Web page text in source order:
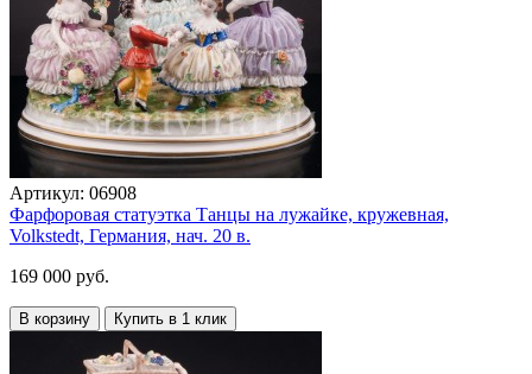
Артикул: 06908
Фарфоровая статуэтка Танцы на лужайке, кружевная,
Volkstedt, Германия, нач. 20 в.
169 000 руб.
В корзину Купить в 1 клик